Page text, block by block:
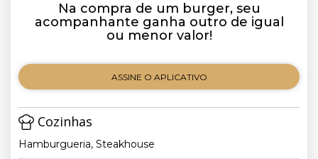
Na compra de um burger, seu
acompanhante ganha outro de igual
ou menor valor!
ASSINE O APLICATIVO
Cozinhas
Hamburgueria, Steakhouse